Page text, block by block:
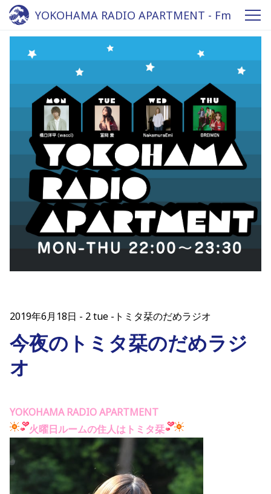
YOKOHAMA RADIO APARTMENT - Fm
yokohama 84.7
2019年6月18日 2 tue -トミタ栞のだめラジオ
今夜のトミタ栞のだめラジ
オ
YOKOHAMA RADIO APARTMENT
火曜日ルームの住人はトミタ栞